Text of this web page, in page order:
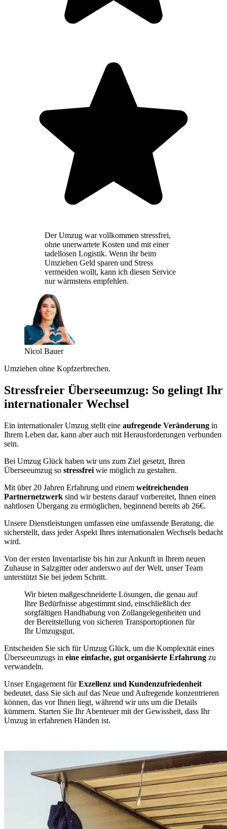
Der Umzug war vollkommen stressfrei,
ohne unerwartete Kosten und mit einer
tadellosen Logistik. Wenn ihr beim
Umziehen Geld sparen und Stress
vermeiden wollt, kann ich diesen Service
nur wärmstens empfehlen.
Nicol Bauer
Umziehen ohne Kopfzerbrechen.
Stressfreier Überseeumzug: So gelingt Ihr
internationaler Wechsel
Ein internationaler Umzug stellt eine aufregende Veränderung in
Ihrem Leben dar, kann aber auch mit Herausforderungen verbunden
sein.
Bei Umzug Glück haben wir uns zum Ziel gesetzt, Ihren
Überseeumzug so stressfrei wie möglich zu gestalten.
Mit über 20 Jahren Erfahrung und einem weitreichenden
Partnernetzwerk sind wir bestens darauf vorbereitet, Ihnen einen
nahtlosen Übergang zu ermöglichen, beginnend bereits ab 26€.
Unsere Dienstleistungen umfassen eine umfassende Beratung, die
sicherstellt, dass jeder Aspekt Ihres internationalen Wechsels bedacht
wird.
Von der ersten Inventarliste bis hin zur Ankunft in Ihrem neuen
Zuhause in Salzgitter oder anderswo auf der Welt, unser Team
unterstützt Sie bei jedem Schritt.
Wir bieten maßgeschneiderte Lösungen, die genau auf
Ihre Bedürfnisse abgestimmt sind, einschließlich der
sorgfältigen Handhabung von Zollangelegenheiten und
der Bereitstellung von sicheren Transportoptionen für
Ihr Umzugsgut.
Entscheiden Sie sich für Umzug Glück, um die Komplexität eines
Überseeumzugs in eine einfache, gut organisierte Erfahrung zu
verwandeln.
Unser Engagement fürExzellenz und Kundenzufriedenheit
bedeutet, dass Sie sich auf das Neue und Aufregende konzentrieren
können, das vor Ihnen liegt, während wir uns um die Details
kümmern. Starten Sie Ihr Abenteuer mit der Gewissheit, dass Ihr
Umzug in erfahrenen Händen ist.